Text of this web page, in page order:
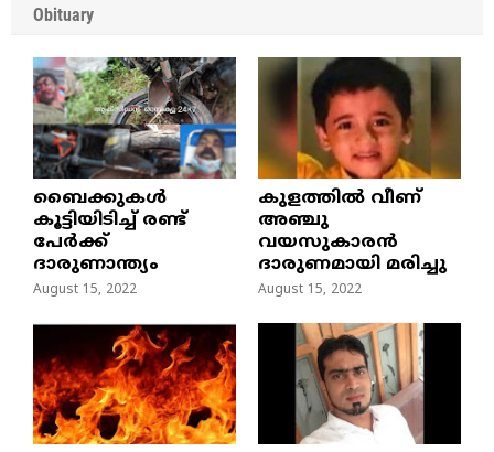
Obituary
ബൈക്കുകൾ
കൂട്ടിയിടിച്ച് രണ്ട്
പേർക്ക്
ദാരുണാന്ത്യം
August 15, 2022
കുളത്തില്‍ വീണ്
അഞ്ചു
വയസുകാരന്‍
ദാരുണമായി മരിച്ചു
August 15, 2022